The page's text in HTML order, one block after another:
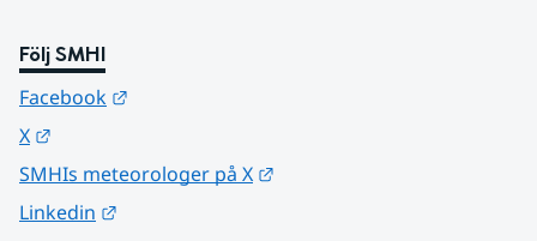
Följ SMHI
Facebook
X
SMHIs meteorologer på X
Linkedin